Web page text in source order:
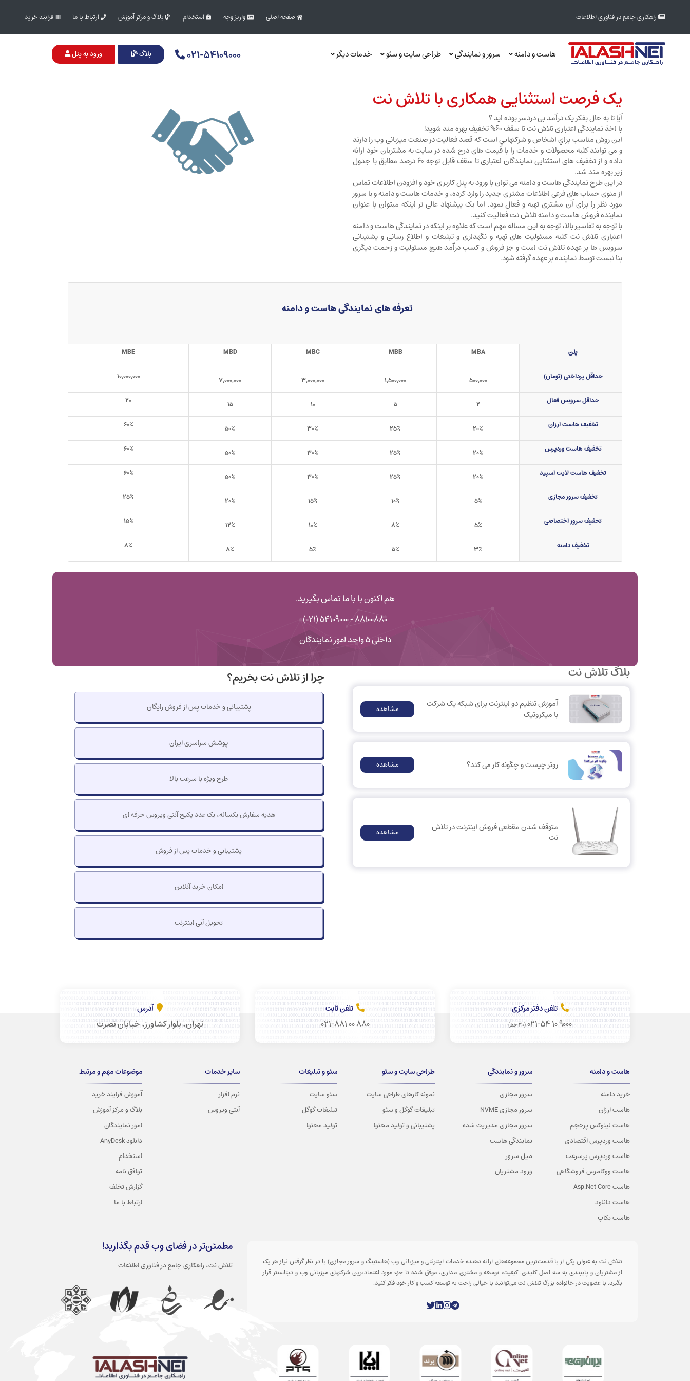
راهکاری جامع در فناوری اطلاعات صفحه اصلی واریز وجه استخدام بلاگ و مرکز آموزش ارتباط با ما فرایند خرید
۰۲۱-۵۴۱۰۹۰۰۰ بلاگ ورود به پنل هاست و دامنه سرور و نمایندگی طراحی سایت و سئو خدمات دیگر
یک فرصت استثنایی همکاری با تلاش نت
آیا تا به حال بفکر یک درآمد بی دردسر بوده اید ؟
با اخذ نمایندگی اعتباری تلاش نت تا سقف 60% تخفیف بهره مند شوید!
اين روش مناسب براي اشخاص و شركتهايي است كه قصد فعاليت در صنعت ميزباني وب را دارند
و می توانند کلیه محصولات و خدمات را با قیمت های درج شده در سایت به مشتریان خود ارائه
داده و از تخفیف های استثنایی نمایندگان اعتباری تا سقف قابل توجه 60 درصد مطابق با جدول
زیر بهره مند شد.
در این طرح نمایندگی هاست و دامنه می توان با ورود به پنل کاربری خود و افزودن اطلاعات تماس
از منوی حساب های فرعی اطلاعات مشتری جدید را وارد کرده، و خدمات هاست و دامنه و یا سرور
مورد نظر را برای آن مشتری تهیه و فعال نمود. اما یک پیشنهاد عالی تر اینکه میتوان با عنوان
نماینده فروش هاست و دامنه تلاش نت فعالیت کنید.
با توجه به تفاسیر بالا، توجه به این مساله مهم است که علاوه بر اینکه در نمایندگی هاست و دامنه
اعتباری تلاش نت کلیه مسئولیت های تهیه و نگهداری و تبلیغات و اطلاع رسانی و پشتیبانی
سرویس ها بر عهده تلاش نت است و جز فروش و کسب درآمد هیچ مسئولیت و زحمت دیگری
بنا نیست توسط نماینده بر عهده گرفته شود.
تعرفه های نمایندگی هاست و دامنه
پلن MBA
MBB
MBC
MBD
MBE
حداقل پرداختی (تومان) ۵۰۰,۰۰۰ ۱,۵۰۰,۰۰۰ ۳,۰۰۰,۰۰۰ ۷,۰۰۰,۰۰۰ ۱۰,۰۰۰,۰۰۰
حداقل سرویس فعال ۲ ۵ ۱۰ ۱۵ ۲۰
تخفیف هاست ارزان ۲۰٪ ۲۵٪ ۳۰٪ ۵۰٪ ۶۰٪
تخفیف هاست وردپرس ۲۰٪ ۲۵٪ ۳۰٪ ۵۰٪ ۶۰٪
تخفیف هاست لایت اسپید ۲۰٪ ۲۵٪ ۳۰٪ ۵۰٪ ۶۰٪
تخفیف سرور مجازی ۵٪ ۱۰٪ ۱۵٪ ۲۰٪ ۲۵٪
تخفیف سرور اختصاصی ۵٪ ۸٪ ۱۰٪ ۱۲٪ ۱۵٪
تخفیف دامنه ۳٪ ۵٪ ۵٪ ۸٪ ۸٪
هم اکنون با با ما تماس بگیرید.
۸۸۱۰۰۸۸۰ - ۵۴۱۰۹۰۰۰ (۰۲۱)
داخلی ۵ واحد امور نمایندگان
بلاگ تلاش نت
آموزش تنظیم دو اینترنت برای شبکه یک شرکت
با میکروتیک مشاهده
روتر چیست و چگونه کار می کند؟ مشاهده
متوقف شدن مقطعی فروش اینترنت در تلاش
نت مشاهده
چرا از تلاش نت بخریم؟
پشتیبانی و خدمات پس از فروش رایگان
پوشش سراسری ایران
طرح ویژه با سرعت بالا
هدیه سفارش یکساله، یک عدد پکیج آنتی ویروس حرفه ای
پشتیبانی و خدمات پس از فروش
امکان خرید آنلاین
تحویل آنی اینترنت
تلفن دفتر مرکزی
021-54 10 9000(30 خط)
تلفن ثابت
021-881 00 880
آدرس
تهران، بلوار کشاورز، خیابان نصرت
هاست و دامنه
خرید دامنه
هاست ارزان
هاست لینوکس پرحجم
هاست وردپرس اقتصادی
هاست وردپرس پرسرعت
هاست ووکامرس فروشگاهی
هاست Asp.Net Core
هاست دانلود
هاست بکاپ
سرور و نمایندگی
سرور مجازی
سرور مجازی NVME
سرور مجازی مدیریت شده
نمایندگی هاست
میل سرور
ورود مشتریان
طراحی سایت و سئو
نمونه کارهای طراحی سایت
تبلیغات گوگل و سئو
پشتیبانی و تولید محتوا
سئو و تبلیغات
سئو سایت
تبلیغات گوگل
تولید محتوا
سایر خدمات
نرم افزار
آنتی ویروس
موضوعات مهم و مرتبط
آموزش فرایند خرید
بلاگ و مرکز آموزش
امور نمایندگان
دانلود AnyDesk
استخدام
توافق نامه
گزارش تخلف
ارتباط با ما
تلاش نت به عنوان یکی از با قدمت‌ترین مجموعه‌های ارائه دهنده خدمات اینترنتی و میزبانی وب (هاستینگ و سرور مجازی) با در نظر گرفتن نیاز هر یک
از مشتریان و پایبندی به سه اصل کلیدی: کیفیت، توسعه و مشتری مداری، موفق شده تا جزء مورد اعتمادترین شرکتهای میزبانی وب و دیتاسنتر قرار
بگیرد. با عضویت در خانواده بزرگ تلاش نت می‌توانید با خیالی راحت به توسعه کسب و کار خود فکر کنید.
مطمئن‌تر در فضای وب قدم بگذارید!
تلاش نت، راهکاری جامع در فناوری اطلاعات